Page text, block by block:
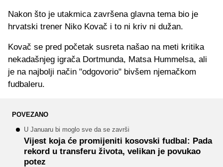
Nakon što je utakmica završena glavna tema bio je
hrvatski trener Niko Kovač i to ni kriv ni dužan.
Kovač se pred početak susreta našao na meti kritika
nekadašnjeg igrača Dortmunda, Matsa Hummelsa, ali
je na najbolji način "odgovorio" bivšem njemačkom
fudbaleru.
POVEZANO
U Januaru bi moglo sve da se završi
Vijest koja će promijeniti kosovski fudbal: Pada
rekord u transferu života, velikan je povukao
potez